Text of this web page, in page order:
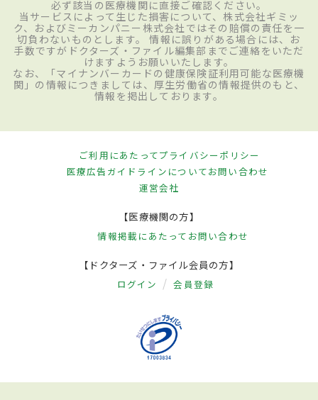
必ず該当の医療機関に直接ご確認ください。
当サービスによって生じた損害について、株式会社ギミッ
ク、およびミーカンパニー株式会社ではその賠償の責任を一
切負わないものとします。 情報に誤りがある場合には、お
手数ですがドクターズ・ファイル編集部までご連絡をいただ
けますようお願いいたします。
なお、「マイナンバーカードの健康保険証利用可能な医療機
関」の情報につきましては、厚生労働省の情報提供のもと、
情報を掲出しております。
ご利用にあたってプライバシーポリシー
医療広告ガイドラインについてお問い合わせ
運営会社
【医療機関の方】
情報掲載にあたって お問い合わせ
【ドクターズ・ファイル会員の方】
ログイン 会員登録